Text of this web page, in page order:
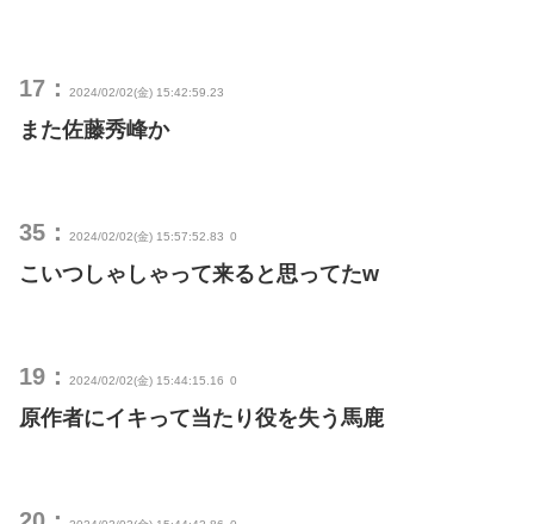
17： 2024/02/02(金) 15:42:59.23
また佐藤秀峰か
35： 2024/02/02(金) 15:57:52.83 0
こいつしゃしゃって来ると思ってたw
19： 2024/02/02(金) 15:44:15.16 0
原作者にイキって当たり役を失う馬鹿